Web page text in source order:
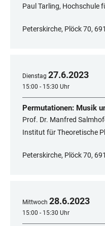
Paul Tarling, Hochschule
Peterskirche, Plöck 70,
Dienstag 27.6.2023
15:00 - 15:30 Uhr
Permutationen: Musik
Prof. Dr. Manfred
Institut für Theoretische
Peterskirche, Plöck 70,
Mittwoch 28.6.2023
15:00 - 15:30 Uhr